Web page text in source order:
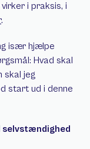
i praksis, i
.
især hjælpe
Hvad skal
skal jeg
start ud i denne
selvstændighed